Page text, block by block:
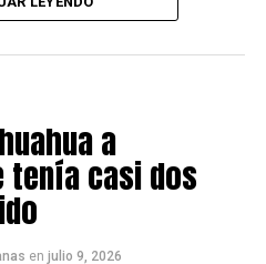
iniciar la carpeta de
confirmaron que
existen cámaras de
grabaciones serán
a la persona o
durante la
a
tenía casi dos
en julio 9, 2026